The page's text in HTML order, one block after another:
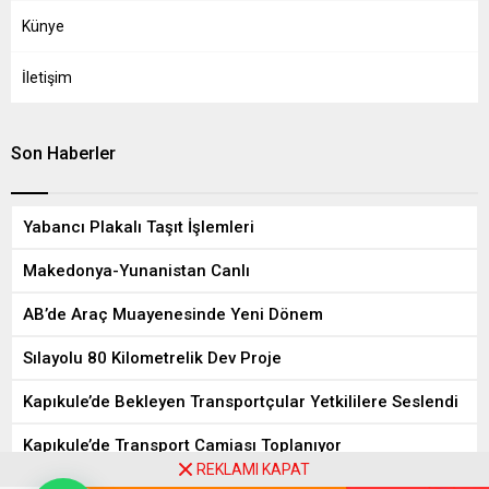
Künye
İletişim
Son Haberler
Yabancı Plakalı Taşıt İşlemleri
Makedonya-Yunanistan Canlı
AB’de Araç Muayenesinde Yeni Dönem
Sılayolu 80 Kilometrelik Dev Proje
Kapıkule’de Bekleyen Transportçular Yetkililere Seslendi
Kapıkule’de Transport Camiası Toplanıyor
REKLAMI KAPAT